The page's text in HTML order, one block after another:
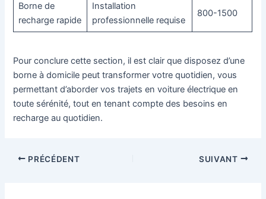
Borne de
recharge rapide
Installation
professionnelle requise
800-1500
Pour conclure cette section, il est clair que disposez d’une
borne à domicile peut transformer votre quotidien, vous
permettant d’aborder vos trajets en voiture électrique en
toute sérénité, tout en tenant compte des besoins en
recharge au quotidien.
NavigationPRÉCÉDENT SUIVANT